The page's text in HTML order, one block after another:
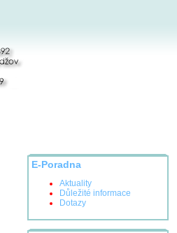
E-Poradna
Aktuality
Důležité informace
Dotazy